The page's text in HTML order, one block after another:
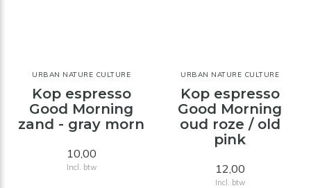
URBAN NATURE CULTURE
Kop espresso
Good Morning
zand - gray morn
10,00
Incl. btw
URBAN NATURE CULTURE
Kop espresso
Good Morning
oud roze / old
pink
12,00
Incl. btw